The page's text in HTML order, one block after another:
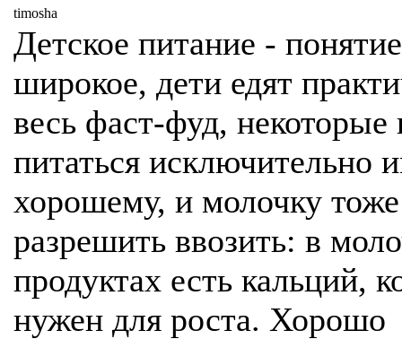
timosha
Детское питание - понятие
широкое, дети едят
весь фаст-фуд, некоторые
питаться исключительно
хорошему, и молочку
разрешить ввозить: в
продуктах есть кальций,
нужен для роста. Хорошо